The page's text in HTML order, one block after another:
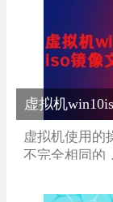
虚拟机
虚拟机使用的
不完全相同的
家提供精心